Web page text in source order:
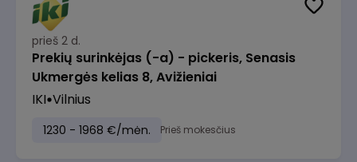
prieš 2 d.
Prekių surinkėjas (-a) - pickeris, Senasis
Ukmergės kelias 8, Avižieniai
IKI Vilnius
1230 - 1968 €/mėn. Prieš mokesčius